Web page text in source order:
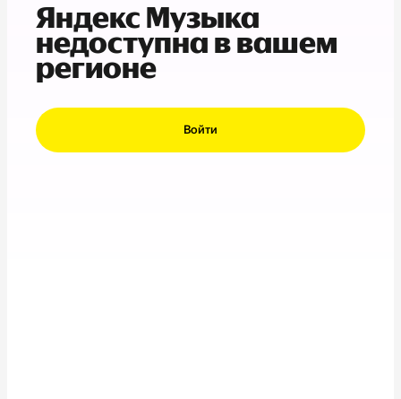
Яндекс Музыка
недоступна в вашем
регионе
Войти